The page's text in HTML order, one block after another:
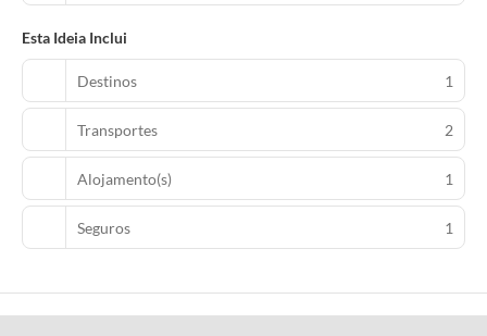
Esta Ideia Inclui
Destinos 1
Transportes 2
Alojamento(s) 1
Seguros 1